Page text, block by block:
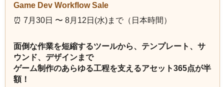
Game Dev Workflow Sale
⏰️ 7月30日 〜 8月12日(水)まで（日本時間）
面倒な作業を短縮するツールから、テンプレート、サ
ウンド、デザインまで
ゲーム制作のあらゆる工程を支えるアセット365点が半
額！